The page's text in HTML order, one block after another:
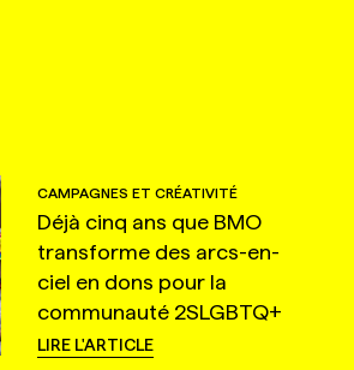
CAMPAGNES ET CRÉATIVITÉ
Déjà cinq ans que BMO
transforme des arcs-en-
ciel en dons pour la
communauté 2SLGBTQ+
LIRE L'ARTICLE